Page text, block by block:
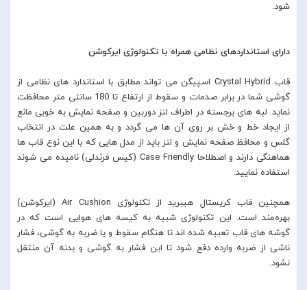
شود.
دارای استانداردهای نظامی همراه با تکنولوژی ایرکوشن
قاب Crystal Hybrid اسپیگن می تواند مطابق با استاندارد های نظامی از
گوشی شما در برابر صدمات و سقوط از ارتفاع تا 180 سانتی متر محافظت
نماید. لبه های برجسته در اطراف لنز دوربین و صفحه نمایش به خوبی مانع
از ایجاد خط و خش بر روی آن ها می گردد و به همین علت در انتخاب
گلس و محافظ صفحه نمایش و لنز باید از مدل هایی که با این نوع قاب ها
هماهنگی دارند و اصطلاحا Case Friendly (کیس فرندلی) نامیده می شوند
استفاده نمایید.
همچنین قاب کریستال هیبرید از تکنولوژی Air Cushion (ایرکوشن)
بهره‌مند است. این تکنولوژی شبیه به کیسه های هوایی است که در
گوشه های قاب تعبیه شده اند تا هنگام سقوط و یا ضربه به گوشی، فشار
ناشی از ضربه وارده دفع شود تا این فشار به گوشی و بدنه آن منتقل
نشود.